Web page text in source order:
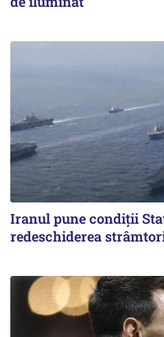
Iranul pune condiții
redeschiderea